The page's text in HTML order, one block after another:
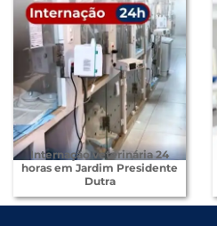
Internação veterinária 24
horas em Jardim Presidente
Dutra